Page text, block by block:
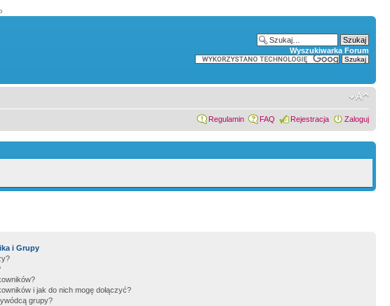
Wyszukiwarka Forum
Regulamin FAQ Rejestracja Zaloguj
i Grupy
i jak do nich mogę dołączyć?
grupy?